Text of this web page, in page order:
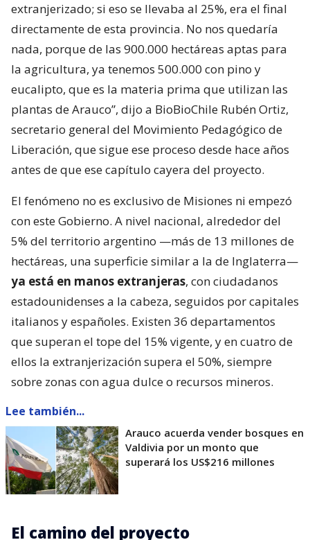
extranjerizado; si eso se llevaba al 25%, era el final
directamente de esta provincia. No nos quedaría
nada, porque de las 900.000 hectáreas aptas para
la agricultura, ya tenemos 500.000 con pino y
eucalipto, que es la materia prima que utilizan las
plantas de Arauco”, dijo a BioBioChile Rubén Ortiz,
secretario general del Movimiento Pedagógico de
Liberación, que sigue ese proceso desde hace años
antes de que ese capítulo cayera del proyecto.
El fenómeno no es exclusivo de Misiones ni empezó
con este Gobierno. A nivel nacional, alrededor del
5% del territorio argentino —más de 13 millones de
hectáreas, una superficie similar a la de Inglaterra—
ya está en manos extranjeras, con ciudadanos
estadounidenses a la cabeza, seguidos por capitales
italianos y españoles. Existen 36 departamentos
que superan el tope del 15% vigente, y en cuatro de
ellos la extranjerización supera el 50%, siempre
sobre zonas con agua dulce o recursos mineros.
Lee también...
Arauco acuerda vender bosques en
Valdivia por un monto que
superará los US$216 millones
El camino del proyecto